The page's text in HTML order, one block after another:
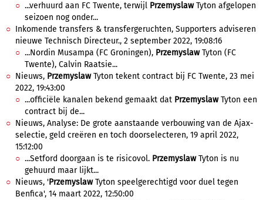
...verhuurd aan FC Twente, terwijl PrzemyslawTyton afgelopen
seizoen nog onder...
Inkomende transfers & transfergeruchten, Supporters adviseren
nieuwe Technisch Directeur., 2 september 2022, 19:08:16
...Nordin Musampa (FC Groningen), PrzemyslawTyton (FC
Twente), Calvin Raatsie...
Nieuws, PrzemyslawTyton tekent contract bij FC Twente, 23 mei
2022, 19:43:00
...officiële kanalen bekend gemaakt dat PrzemyslawTyton een
contract bij de...
Nieuws, Analyse: De grote aanstaande verbouwing van de Ajax-
selectie, geld creëren en toch doorselecteren, 19 april 2022,
15:12:00
...Setford doorgaan is te risicovol. PrzemyslawTyton is nu
gehuurd maar lijkt...
Nieuws, 'PrzemyslawTyton speelgerechtigd voor duel tegen
Benfica', 14 maart 2022, 12:50:00